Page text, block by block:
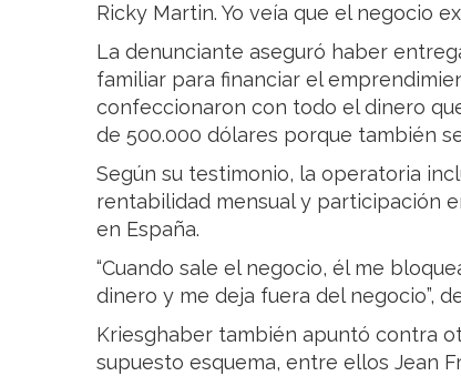
Ricky Martin. Yo veía que el negocio
La denunciante aseguró haber
familiar para financiar el
confeccionaron con todo el dinero
de 500.000 dólares porque también
Según su testimonio, la operatoria
rentabilidad mensual y participación
en España.
“Cuando sale el negocio, él me
dinero y me deja fuera del negocio”,
Kriesghaber también apuntó contra
supuesto esquema, entre ellos Jean